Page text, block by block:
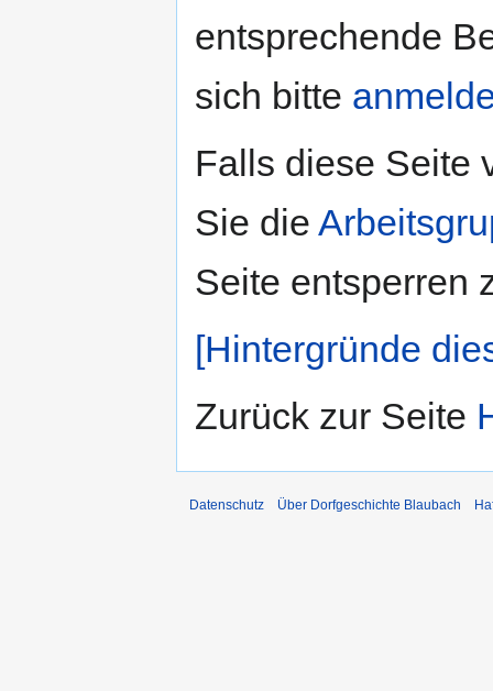
entsprechende
sich bitte
Falls diese Seite
Sie die
Seite entsperren
[Hintergründe
Zurück zur Seite
Datenschutz Über Dorfgeschichte Blaubach